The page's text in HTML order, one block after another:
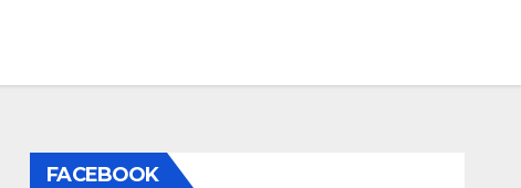
FACEBOOK